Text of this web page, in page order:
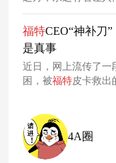
福特CEO“神补刀
是真事
近日，网上流传了一
困，被福特皮卡救出
4A圈